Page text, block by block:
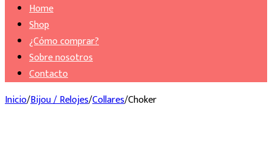
Home
Shop
¿Cómo comprar?
Sobre nosotros
Contacto
Inicio/Bijou / Relojes/Collares/Choker